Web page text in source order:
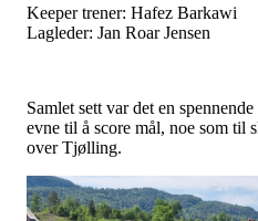
Keeper trener: Hafez Barkawi
Lagleder: Jan Roar Jensen
Samlet sett var det en
evne til å score mål, noe som til
over Tjølling.